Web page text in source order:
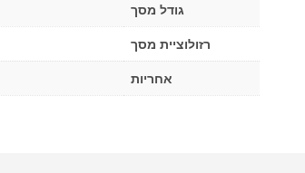
גודל מסך
רזולוציית מסך
אחריות